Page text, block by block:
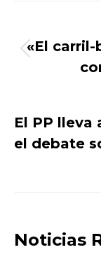
entre
«El carril-
El PP lleva
el debate
Noticias